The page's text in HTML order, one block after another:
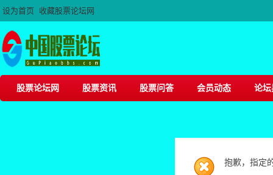
设为首页 收藏股票论坛网
股票论坛网 股票资讯 股票问答 会员动态 论坛
抱歉，指定